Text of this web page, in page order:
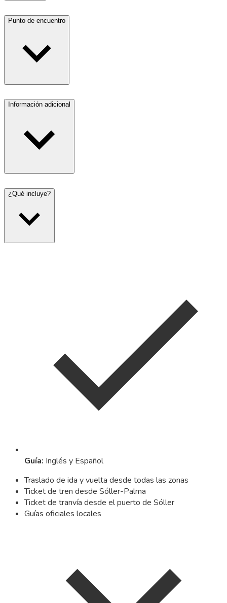
Punto de encuentro
Información adicional
¿Qué incluye?
Guía: Inglés y Español
Traslado de ida y vuelta desde todas las zonas
Ticket de tren desde Sóller-Palma
Ticket de tranvía desde el puerto de Sóller
Guías oficiales locales